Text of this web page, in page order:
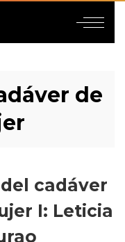
de
cadáver
I: Leticia